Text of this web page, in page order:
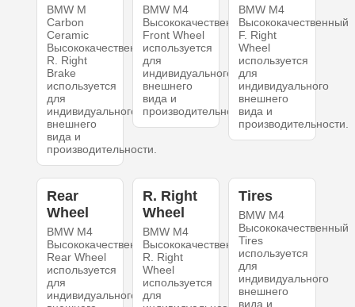
BMW M
Carbon
Ceramic
Высококачественный
R. Right
Brake
используется
для
индивидуального
внешнего
вида и
производительности.
BMW M4
Высококачественный
Front Wheel
используется
для
индивидуального
внешнего
вида и
производительности.
BMW M4
Высококачественный
F. Right
Wheel
используется
для
индивидуального
внешнего
вида и
производительности.
Rear
Wheel
BMW M4
Высококачественный
Rear Wheel
используется
для
индивидуального
R. Right
Wheel
BMW M4
Высококачественный
R. Right
Wheel
используется
для
Tires
BMW M4
Высококачественный
Tires
используется
для
индивидуального
внешнего
вида и